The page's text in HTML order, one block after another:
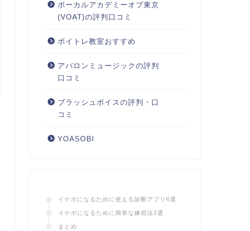
ボーカルアカデミーオブ東京
(VOAT)の評判口コミ
ボイトレ教室おすすめ
アバロンミュージックの評判
口コミ
ブラッシュボイスの評判・口
コミ
YOASOBI
イケボになるために使える診断アプリ4選
イケボになるために簡単な練習法3選
まとめ